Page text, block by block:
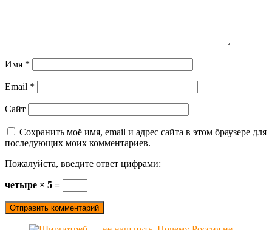
Имя *
Email *
Сайт
Сохранить моё имя, email и адрес сайта в этом браузере для
последующих моих комментариев.
Пожалуйста, введите ответ цифрами:
четыре × 5 =